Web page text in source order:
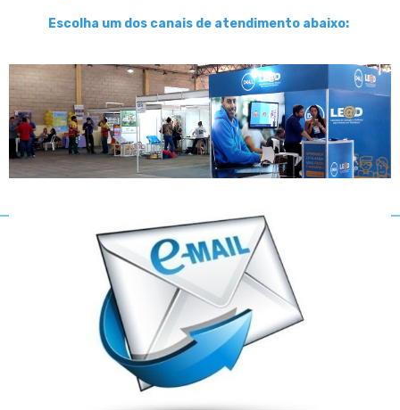
Escolha um dos canais de atendimento abaixo: